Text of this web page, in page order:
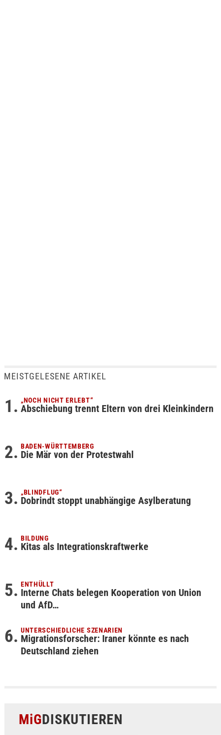
MEISTGELESENE ARTIKEL
„NOCH NICHT ERLEBT“
Abschiebung trennt Eltern von drei Kleinkindern
BADEN-WÜRTTEMBERG
Die Mär von der Protestwahl
„BLINDFLUG“
Dobrindt stoppt unabhängige Asylberatung
BILDUNG
Kitas als Integrationskraftwerke
ENTHÜLLT
Interne Chats belegen Kooperation von Union
und AfD…
UNTERSCHIEDLICHE SZENARIEN
Migrationsforscher: Iraner könnte es nach
Deutschland ziehen
MiGDISKUTIEREN